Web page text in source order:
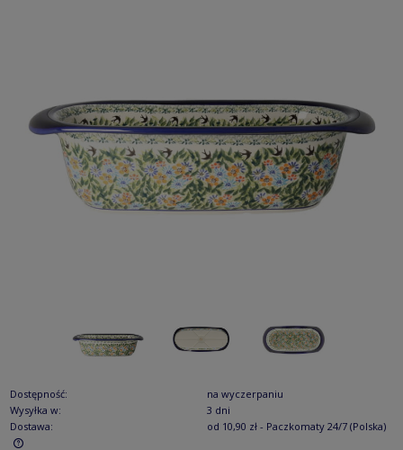
Dostępność:
na wyczerpaniu
Wysyłka w:
3 dni
Dostawa:
od 10,90 zł - Paczkomaty 24/7 (Polska)